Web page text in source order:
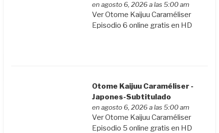
en agosto 6, 2026 a las 5:00 am
Ver Otome Kaijuu Caraméliser
Episodio 6 online gratis en HD
Otome Kaijuu Caraméliser -
Japones-Subtitulado
en agosto 6, 2026 a las 5:00 am
Ver Otome Kaijuu Caraméliser
Episodio 5 online gratis en HD